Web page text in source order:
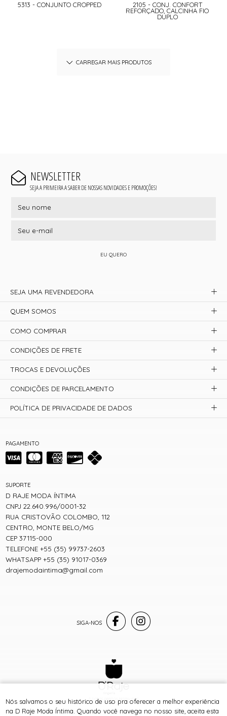
5313 - CONJUNTO CROPPED 2105 - CONJ. CONFORT
REFORÇADO, CALCINHA FIO
DUPLO
CARREGAR MAIS PRODUTOS
NEWSLETTER
SEJA A PRIMEIRA A SABER DE NOSSAS NOVIDADES E PROMOÇÕES!
EU QUERO
PAGAMENTO
SUPORTE
D RAJE MODA ÍNTIMA
CNPJ 22.640.996/0001-32
RUA CRISTOVÃO COLOMBO, 112
CENTRO, MONTE BELO/MG
CEP 37115-000
TELEFONE +55 (35) 99737-2603
WHATSAPP +55 (35) 91017-0369
drajemodaintima@gmail.com
SEJA UMA REVENDEDORA
QUEM SOMOS
COMO COMPRAR
CONDIÇÕES DE FRETE
TROCAS E DEVOLUÇÕES
CONDIÇÕES DE PARCELAMENTO
POLÍTICA DE PRIVACIDADE DE DADOS
® TODOS DIREITOS RESERVADOS
Nós salvamos o seu histórico de uso pra oferecer a melhor experiência
na D Raje Moda Íntima. Quando você navega no nosso site, aceita esta